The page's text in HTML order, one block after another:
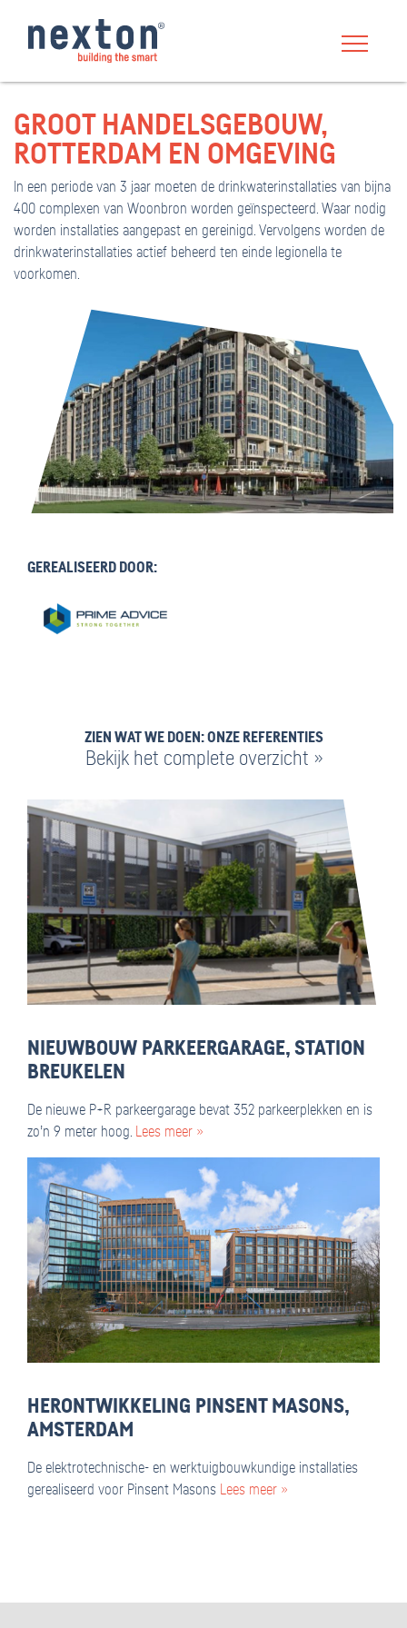
GROOT HANDELSGEBOUW,
ROTTERDAM EN OMGEVING
In een periode van 3 jaar moeten de drinkwaterinstallaties van bijna
400 complexen van Woonbron worden geïnspecteerd. Waar nodig
worden installaties aangepast en gereinigd. Vervolgens worden de
drinkwaterinstallaties actief beheerd ten einde legionella te
voorkomen.
GEREALISEERD DOOR:
ZIEN WAT WE DOEN: ONZE REFERENTIES
Bekijk het complete overzicht »
NIEUWBOUW PARKEERGARAGE, STATION
BREUKELEN
De nieuwe P+R parkeergarage bevat 352 parkeerplekken en is
zo’n 9 meter hoog.
Lees meer »
HERONTWIKKELING PINSENT MASONS,
AMSTERDAM
De elektrotechnische- en werktuigbouwkundige installaties
gerealiseerd voor Pinsent Masons Lees meer »